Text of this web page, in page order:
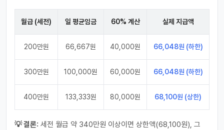
월급 (세전) 일 평균임금 60% 계산 실제 지급액
200만원 66,667원 40,000원 66,048원 (하한)
300만원 100,000원 60,000원 66,048원 (하한)
400만원 133,333원 80,000원 68,100원 (상한)
💡 결론: 세전 월급 약 340만원 이상이면 상한액(68,100원), 그